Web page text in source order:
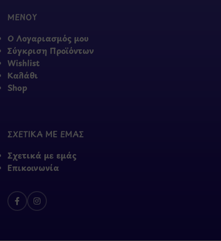
ΜΕΝΟΥ
Ο Λογαριασμός μου
Σύγκριση Προϊόντων
Wishlist
Καλάθι
Shop
ΣΧΕΤΙΚΑ ΜΕ ΕΜΑΣ
Σχετικά με εμάς
Επικοινωνία